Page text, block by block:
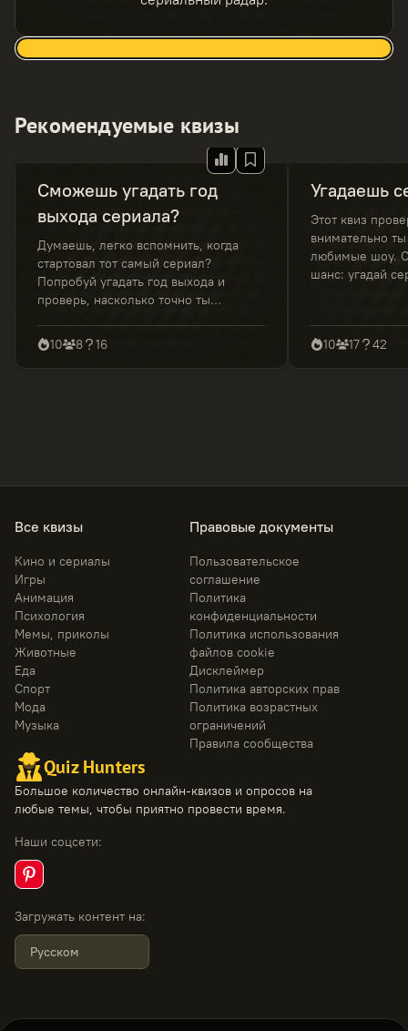
Рекомендуемые квизы
Сможешь угадать год
выхода сериала?
Думаешь, легко вспомнить, когда
стартовал тот самый сериал?
Попробуй угадать год выхода и
проверь, насколько точно ты
хитов.
10 8 16
Угадаешь
Этот квиз
внимательно
любимые шоу.
шанс: угадай
10 17 42
Quiz Hunters
Большое количество онлайн-квизов и опросов на
любые темы, чтобы приятно провести время.
Наши соцсети:
Загружать контент на:
Русском
Все квизы
Кино и сериалы
Игры
Анимация
Психология
Мемы, приколы
Животные
Еда
Спорт
Мода
Музыка
Правовые документы
Пользовательское
соглашение
Политика
конфиденциальности
Политика использования
файлов cookie
Дисклеймер
Политика авторских прав
Политика возрастных
ограничений
Правила сообщества